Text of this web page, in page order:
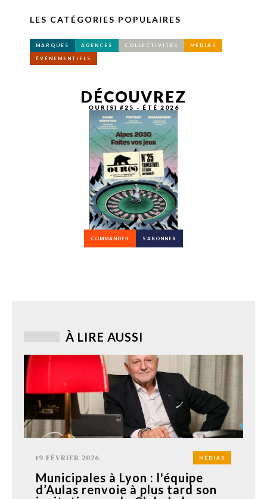
LES CATÉGORIES POPULAIRES
MARQUES AGENCES COLLECTIVITÉS MÉDIAS
ÉVÉNEMENTIELS
DÉCOUVREZ
OUR(S) #25 - ÉTÉ 2026
COMMANDER S’ABONNER
À LIRE AUSSI
19 FÉVRIER 2026 MÉDIAS
Municipales à Lyon : l'équipe
d’Aulas renvoie à plus tard son